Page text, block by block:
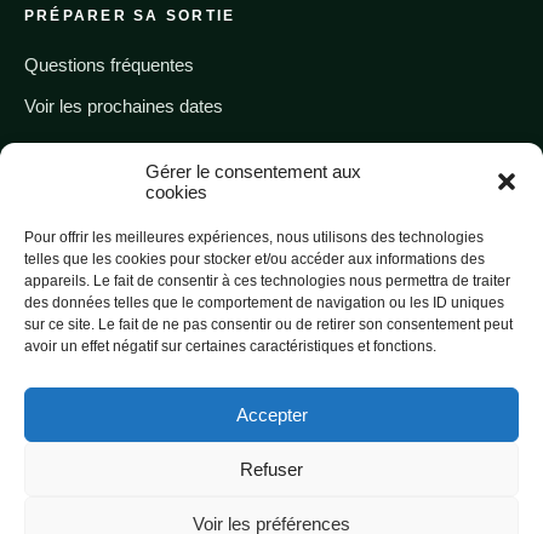
Gérer le consentement aux
cookies
Pour offrir les meilleures expériences, nous utilisons des technologies
telles que les cookies pour stocker et/ou accéder aux informations des
appareils. Le fait de consentir à ces technologies nous permettra de traiter
des données telles que le comportement de navigation ou les ID uniques
sur ce site. Le fait de ne pas consentir ou de retirer son consentement peut
avoir un effet négatif sur certaines caractéristiques et fonctions.
Accepter
Refuser
Voir les préférences
PRÉPARER SA SORTIE
Questions fréquentes
Voir les prochaines dates
Appeler un guide
© Guides des Merveilles
Mercantour · Vallée des Merveilles
Guide Vallée des Merveilles
Politique de confidentialité
Mentions légales